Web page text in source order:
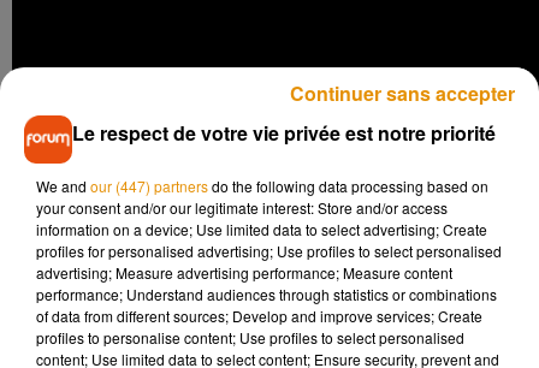
Dans cette spectaculaire séquence de plus de deux minutes,
Le respect de votre vie privée est notre priorité
We and our (447) partnersdo the following data processing based on
your consent and/or our legitimate interest: Store and/or access
information on a device; Use limited data to select advertising; Create
profiles for personalised advertising; Use profiles to select personalised
advertising; Measure advertising performance; Measure content
performance; Understand audiences through statistics or combinations
of data from different sources; Develop and improve services; Create
profiles to personalise content; Use profiles to select personalised
content; Use limited data to select content; Ensure security, prevent and
Continuer sans accepter